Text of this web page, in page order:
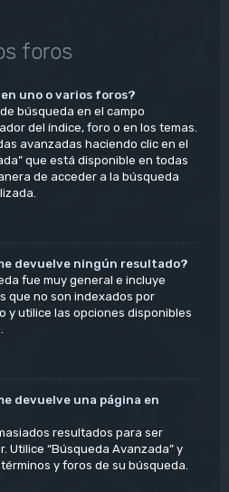
foros
uno o varios foros?
búsqueda en el campo
del índice, foro o en los temas.
avanzadas haciendo clic en el
que está disponible en todas
de acceder a la búsqueda
devuelve ningún resultado?
fue muy general e incluye
que no son indexados por
y utilice las opciones disponibles
devuelve una página en
resultados para ser
Utilice “Búsqueda Avanzada” y
y foros de su búsqueda.